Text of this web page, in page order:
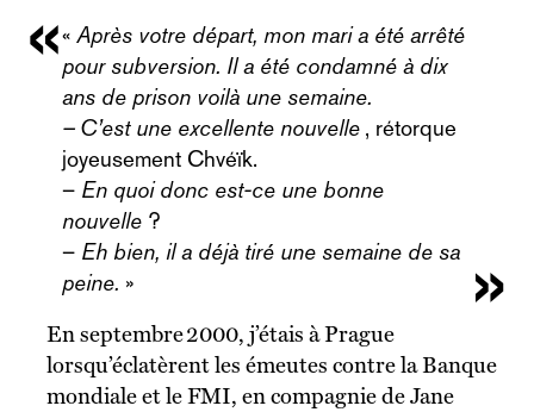
«Après votre départ, mon mari a été arrêté
pour subversion. Il a été condamné à dix
ans de prison voilà une semaine.
– C’est une excellente nouvelle , rétorque
joyeusement Chvéïk.
– En quoi donc est-ce une bonne
nouvelle ?
– Eh bien, il a déjà tiré une semaine de sa
peine. »
En septembre 2000, j’étais à Prague
lorsqu’éclatèrent les émeutes contre la Banque
mondiale et le FMI, en compagnie de Jane